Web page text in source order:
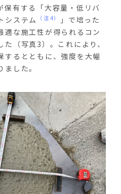
保有する「大容量・低リバ
システム
（注4）
」で培った
適な施工性が得られるコン
（写真3）。これにより、
するとともに、強度を大幅
した。